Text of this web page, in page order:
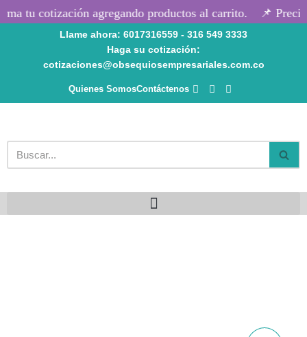
contenido
tu cotización agregando productos al carrito. 📌
Llame ahora: 6017316559 - 316 549 3333
Haga su cotización:
cotizaciones@obsequiosempresariales.com.co
Quienes SomosContáctenos